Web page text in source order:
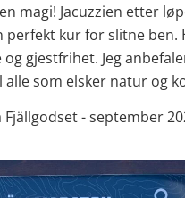
magi! Jacuzzien etter
perfekt kur for slitne ben.
gjestfrihet. Jeg
som elsker natur og
Fjällgodset - september